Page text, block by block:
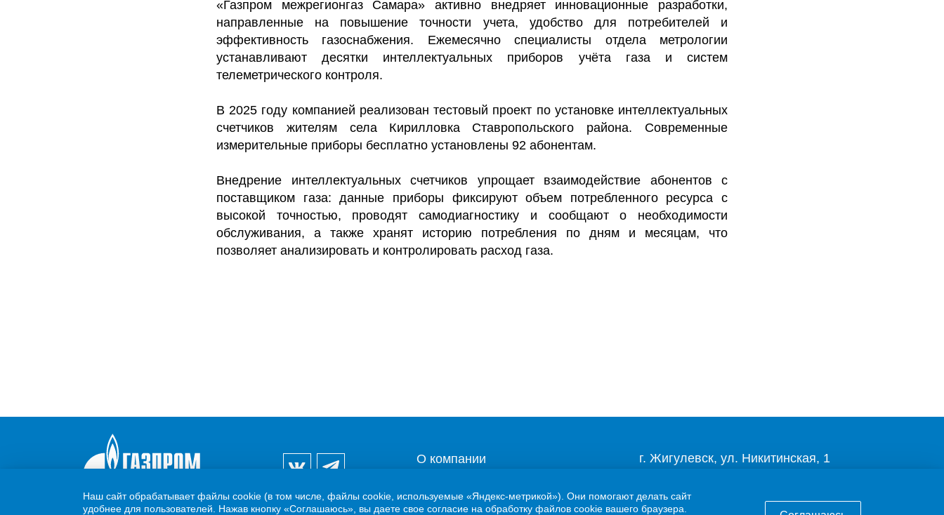
«Газпром межрегионгаз Самара» активно внедряет инновационные разработки,
направленные на повышение точности учета, удобство для потребителей и
эффективность газоснабжения. Ежемесячно специалисты отдела метрологии
устанавливают десятки интеллектуальных приборов учёта газа и систем
телеметрического контроля.
В 2025 году компанией реализован тестовый проект по установке интеллектуальных
счетчиков жителям села Кирилловка Ставропольского района. Современные
измерительные приборы бесплатно установлены 92 абонентам.
Внедрение интеллектуальных счетчиков упрощает взаимодействие абонентов с
поставщиком газа: данные приборы фиксируют объем потребленного ресурса с
высокой точностью, проводят самодиагностику и сообщают о необходимости
обслуживания, а также хранят историю потребления по дням и месяцам, что
позволяет анализировать и контролировать расход газа.
О компании
г. Жигулевск, ул. Никитинская, 1
info@63gaz.ru
Наш сайт обрабатывает файлы cookie (в том числе, файлы cookie, используемые «Яндекс-метрикой»). Они помогают делать сайт
удобнее для пользователей. Нажав кнопку «Соглашаюсь», вы даете свое согласие на обработку файлов cookie вашего браузера.